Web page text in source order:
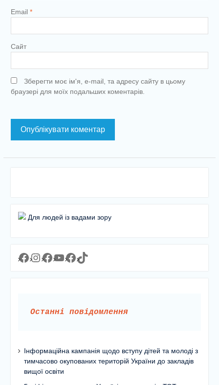
Email *
Сайт
Зберегти моє ім'я, e-mail, та адресу сайту в цьому
браузері для моїх подальших коментарів.
Для людей із вадами зору
Facebook
Instagram
Facebook
YouTube
Facebook
https://www.tiktok.com/@lyceum1man?_t=8YJMx0RJgIf&_r=1
Останні повідомлення
Інформаційна кампанія щодо вступу дітей та молоді з
тимчасово окупованих територій України до закладів
вищої освіти